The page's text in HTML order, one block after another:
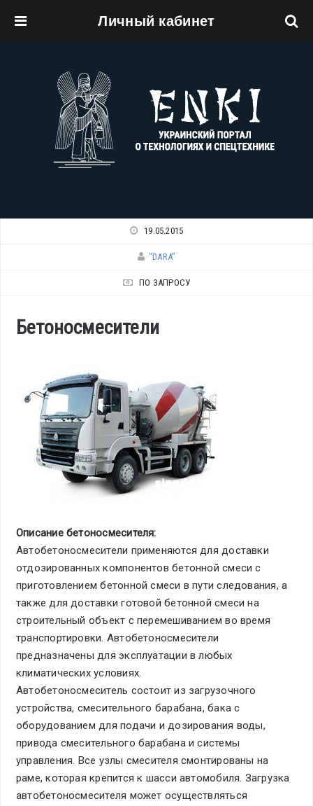
Личный кабинет
19.05.2015
"DARA"
ПО ЗАПРОСУ
Бетоносмесители
Описание бетоносмесителя:
Автобетоносмесители применяются для доставки
отдозированных компонентов бетонной смеси с
приготовлением бетонной смеси в пути следования, а
также для доставки готовой бетонной смеси на
строительный объект с перемешиванием во время
транспортировки. Автобетоносмесители
предназначены для эксплуатации в любых
климатических условиях.
Автобетоносмеситель состоит из загрузочного
устройства, смесительного барабана, бака с
оборудованием для подачи и дозирования воды,
привода смесительного барабана и системы
управления. Все узлы смесителя смонтированы на
раме, которая крепится к шасси автомобиля. Загрузка
автобетоносмесителя может осуществляться